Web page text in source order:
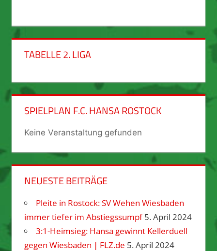
TABELLE 2. LIGA
SPIELPLAN F.C. HANSA ROSTOCK
Keine Veranstaltung gefunden
NEUESTE BEITRÄGE
Pleite in Rostock: SV Wehen Wiesbaden
immer tiefer im Abstiegssumpf 5. April 2024
3:1-Heimsieg: Hansa gewinnt Kellerduell
gegen Wiesbaden | FLZ.de 5. April 2024